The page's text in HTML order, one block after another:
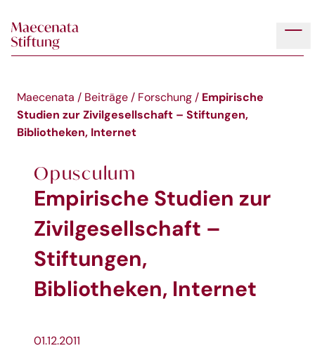
Maecenata / Beiträge / Forschung / Empirische
Studien zur Zivilgesellschaft – Stiftungen,
Bibliotheken, Internet
Opusculum
Empirische Studien zur
Zivilgesellschaft –
Stiftungen,
Bibliotheken, Internet
01.12.2011